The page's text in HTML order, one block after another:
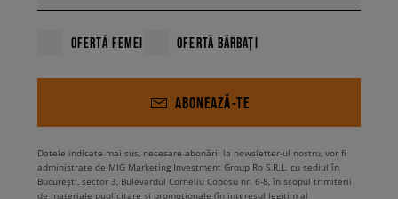
OFERTĂ FEMEI OFERTĂ BĂRBAȚI
ABONEAZĂ-TE
Datele indicate mai sus, necesare abonării la newsletter-ul nostru, vor fi
administrate de MIG Marketing Investment Group Ro S.R.L. cu sediul în
București, sector 3, Bulevardul Corneliu Coposu nr. 6-8, în scopul trimiterii
de materiale publicitare și promoționale (în interesul legitim al